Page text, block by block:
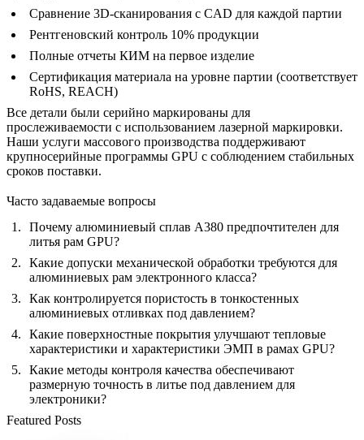
Сравнение 3D-сканирования с CAD для каждой партии
Рентгеновский контроль 10% продукции
Полные отчеты КИМ на первое изделие
Сертификация материала на уровне партии (соответствует
RoHS, REACH)
Все детали были серийно маркированы для
прослеживаемости с использованием лазерной маркировки.
Наши услуги массового производства поддерживают
крупносерийные программы GPU с соблюдением стабильных
сроков поставки.
Часто задаваемые вопросы
Почему алюминиевый сплав A380 предпочтителен для
литья рам GPU?
Какие допуски механической обработки требуются для
алюминиевых рам электронного класса?
Как контролируется пористость в тонкостенных
алюминиевых отливках под давлением?
Какие поверхностные покрытия улучшают тепловые
характеристики и характеристики ЭМП в рамах GPU?
Какие методы контроля качества обеспечивают
размерную точность в литье под давлением для
электроники?
Featured Posts